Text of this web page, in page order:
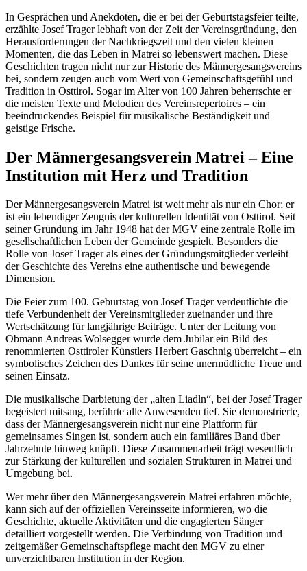
In Gesprächen und Anekdoten, die er bei der Geburtstagsfeier teilte,
erzählte Josef Trager lebhaft von der Zeit der Vereinsgründung, den
Herausforderungen der Nachkriegszeit und den vielen kleinen
Momenten, die das Leben in Matrei so lebenswert machen. Diese
Geschichten tragen nicht nur zur Historie des Männergesangsvereins
bei, sondern zeugen auch vom Wert von Gemeinschaftsgefühl und
Tradition in Osttirol. Sogar im Alter von 100 Jahren beherrschte er
die meisten Texte und Melodien des Vereinsrepertoires – ein
beeindruckendes Beispiel für musikalische Beständigkeit und
geistige Frische.
Der Männergesangsverein Matrei – Eine
Institution mit Herz und Tradition
Der Männergesangsverein Matrei ist weit mehr als nur ein Chor; er
ist ein lebendiger Zeugnis der kulturellen Identität von Osttirol. Seit
seiner Gründung im Jahr 1948 hat der MGV eine zentrale Rolle im
gesellschaftlichen Leben der Gemeinde gespielt. Besonders die
Rolle von Josef Trager als eines der Gründungsmitglieder verleiht
der Geschichte des Vereins eine authentische und bewegende
Dimension.
Die Feier zum 100. Geburtstag von Josef Trager verdeutlichte die
tiefe Verbundenheit der Vereinsmitglieder zueinander und ihre
Wertschätzung für langjährige Beiträge. Unter der Leitung von
Obmann Andreas Wolsegger wurde dem Jubilar ein Bild des
renommierten Osttiroler Künstlers Herbert Gaschnig überreicht – ein
symbolisches Zeichen des Dankes für seine unermüdliche Treue und
seinen Einsatz.
Die musikalische Darbietung der „alten Liadln“, bei der Josef Trager
begeistert mitsang, berührte alle Anwesenden tief. Sie demonstrierte,
dass der Männergesangsverein nicht nur eine Plattform für
gemeinsames Singen ist, sondern auch ein familiäres Band über
Jahrzehnte hinweg knüpft. Diese Zusammenarbeit trägt wesentlich
zur Stärkung der kulturellen und sozialen Strukturen in Matrei und
Umgebung bei.
Wer mehr über den Männergesangsverein Matrei erfahren möchte,
kann sich auf der offiziellen Vereinsseite informieren, wo die
Geschichte, aktuelle Aktivitäten und die engagierten Sänger
detailliert vorgestellt werden. Die Verbindung von Tradition und
zeitgemäßer Gemeinschaftspflege macht den MGV zu einer
unverzichtbaren Institution in der Region.